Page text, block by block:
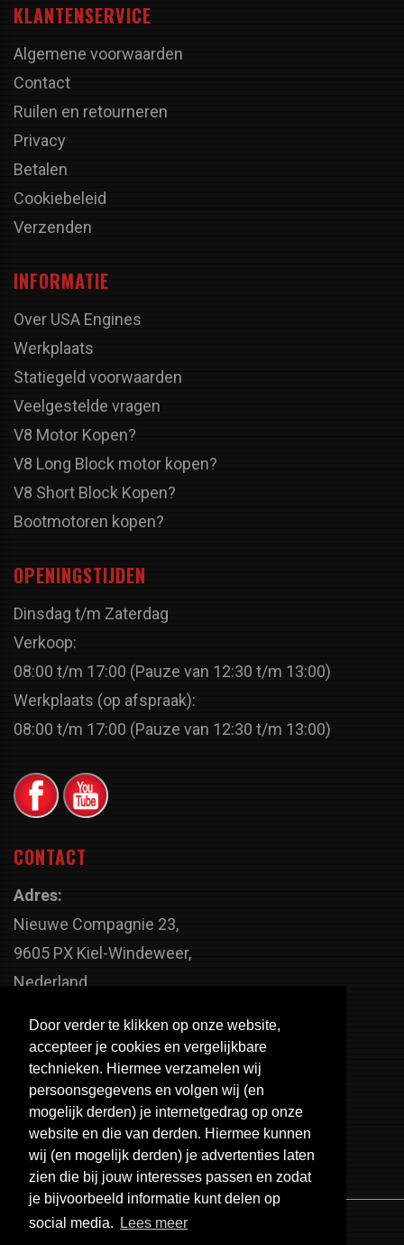
Door verder te klikken op onze website,
accepteer je cookies en vergelijkbare
technieken. Hiermee verzamelen wij
persoonsgegevens en volgen wij (en
mogelijk derden) je internetgedrag op onze
website en die van derden. Hiermee kunnen
wij (en mogelijk derden) je advertenties laten
zien die bij jouw interesses passen en zodat
je bijvoorbeeld informatie kunt delen op
social media.
Lees meer
KLANTENSERVICE
Algemene voorwaarden
Contact
Ruilen en retourneren
Privacy
Betalen
Cookiebeleid
Verzenden
INFORMATIE
Over USA Engines
Werkplaats
Statiegeld voorwaarden
Veelgestelde vragen
V8 Motor Kopen?
V8 Long Block motor kopen?
V8 Short Block Kopen?
Bootmotoren kopen?
OPENINGSTIJDEN
Dinsdag t/m Zaterdag
Verkoop:
08:00 t/m 17:00 (Pauze van 12:30 t/m 13:00)
Werkplaats (op afspraak):
08:00 t/m 17:00 (Pauze van 12:30 t/m 13:00)
CONTACT
Adres:
Nieuwe Compagnie 23,
9605 PX Kiel-Windeweer,
Nederland
+31 598 - 320 402
Telefoonnummer:
+31 598 - 350 330
Email:
info@usa-engines.com